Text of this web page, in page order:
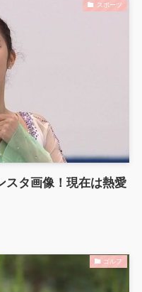
スポーツ
スタ画像！現在は熱愛
ゴルフ